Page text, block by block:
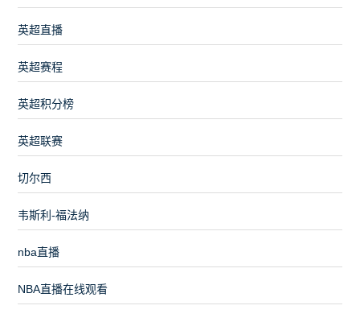
英超直播
英超赛程
英超积分榜
英超联赛
切尔西
韦斯利-福法纳
nba直播
NBA直播在线观看